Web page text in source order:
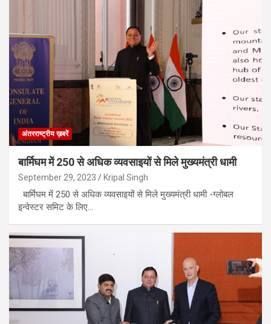
अंतरराष्ट्रीय ख़बरें
बार्मिघम में 250 से अधिक व्यवसाइयों से मिले मुख्यमंत्री धामी
September 29, 2023 Kripal Singh
बार्मिघम में 250 से अधिक व्यवसाइयों से मिले मुख्यमंत्री धामी -ग्लोबल
इन्वेस्टर समिट के लिए…